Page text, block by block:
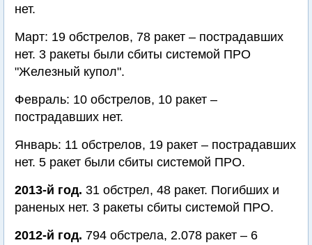
нет.
Март: 19 обстрелов, 78 ракет – пострадавших
нет. 3 ракеты были сбиты системой ПРО
"Железный купол".
Февраль: 10 обстрелов, 10 ракет –
пострадавших нет.
Январь: 11 обстрелов, 19 ракет – пострадавших
нет. 5 ракет были сбиты системой ПРО.
2013-й год. 31 обстрел, 48 ракет. Погибших и
раненых нет. 3 ракеты сбиты системой ПРО.
2012-й год. 794 обстрела, 2.078 ракет – 6